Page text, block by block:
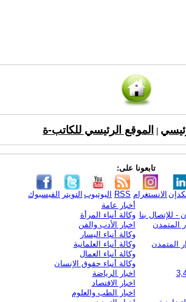
الموقع الرئيسي للكاتب-ة
تابعونا على:
الفيسبوك التويتر اليوتيوب RSS الانستغرام
- للإتصال بنا
المتمدن
المتمدن
أخبار عامة
وكالة أنباء المرأة
اخبار الأدب والفن
وكالة أنباء اليسار
وكالة أنباء العلمانية
وكالة أنباء العمال
وكالة أنباء حقوق الإنسان
اخبار الرياضة
اخبار الاقتصاد
اخبار الطب والعلوم